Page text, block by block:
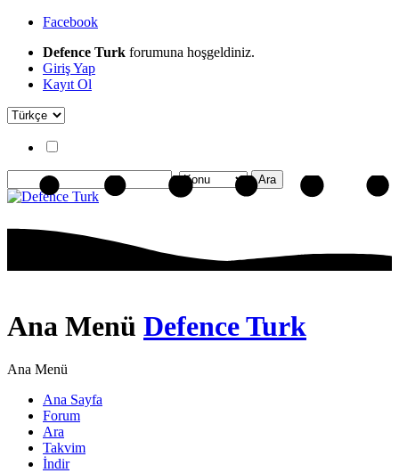
Facebook
Defence Turk forumuna hoşgeldiniz.
Giriş Yap
Kayıt Ol
Ana Menü Defence Turk
Ana Menü
Ana Sayfa
Forum
Ara
Takvim
İndir